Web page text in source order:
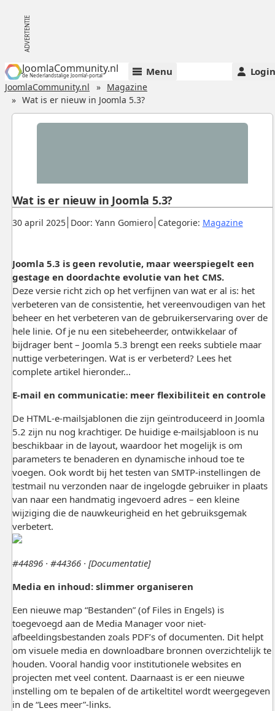
JoomlaCommunity.nl
de Nederlandstalige Joomla!-portal Menu Login
JoomlaCommunity.nl
Magazine
Wat is er nieuw in Joomla 5.3?
Gepubliceerd:
30 april 2025. Door: Yann Gomiero. Categorie: Magazine.
Wat is er nieuw in Joomla 5.3?
Joomla 5.3 is geen revolutie, maar weerspiegelt een
gestage en doordachte evolutie van het CMS.
Deze versie richt zich op het verfijnen van wat er al is: het
verbeteren van de consistentie, het vereenvoudigen van het
beheer en het verbeteren van de gebruikerservaring over de
hele linie. Of je nu een sitebeheerder, ontwikkelaar of
bijdrager bent – Joomla 5.3 brengt een reeks subtiele maar
nuttige verbeteringen. Wat is er verbeterd? Lees het
complete artikel hieronder...
E-mail en communicatie: meer flexibiliteit en controle
De HTML-e-mailsjablonen die zijn geïntroduceerd in Joomla
5.2 zijn nu nog krachtiger. De huidige e-mailsjabloon is nu
beschikbaar in de layout, waardoor het mogelijk is om
parameters te benaderen en dynamische inhoud toe te
voegen. Ook wordt bij het testen van SMTP-instellingen de
testmail nu verzonden naar de ingelogde gebruiker in plaats
van naar een handmatig ingevoerd adres – een kleine
wijziging die de nauwkeurigheid en het gebruiksgemak
verbetert.
#44896 · #44366 · [Documentatie]
Media en inhoud: slimmer organiseren
Een nieuwe map “Bestanden” (of Files in Engels) is
toegevoegd aan de Media Manager voor niet-
afbeeldingsbestanden zoals PDF’s of documenten. Dit helpt
om visuele media en downloadbare bronnen overzichtelijk te
houden. Vooral handig voor institutionele websites en
projecten met veel content. Daarnaast is er een nieuwe
instelling om te bepalen of de artikeltitel wordt weergegeven
in de “Lees meer”-links.